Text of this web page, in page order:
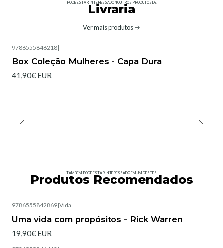
PODE ESTAR INTERESSADO NOUTROS PRODUTOS DE
Livraria
Ver mais produtos
9786555846218|
Box Coleção Mulheres - Capa Dura
41,90€ EUR
TAMBÉM PODE ESTAR INTERESSADO EM UM DESTES
Produtos Recomendados
9786555842869|Vida
Uma vida com propósitos - Rick Warren
19,90€ EUR